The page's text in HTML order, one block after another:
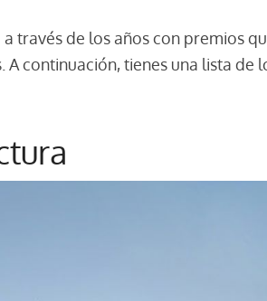
través de los años con premios
continuación, tienes una lista de